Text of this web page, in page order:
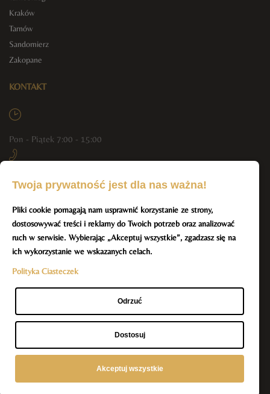
Kraków
Tarnów
Sandomierz
Zakopane
KONTAKT
Pon - Piątek 7:00 - 15:00
+48 790 444 804, +48 512 293 551
info@resmar-spa.pl
BĄDŹ NA BIEŻĄCO Z NAMI
Twoja prywatność jest dla nas ważna!
Pliki cookie pomagają nam usprawnić korzystanie ze strony,
dostosowywać treści i reklamy do Twoich potrzeb oraz analizować
ruch w serwisie. Wybierając „Akceptuj wszystkie”, zgadzasz się na
ich wykorzystanie we wskazanych celach.
Polityka Ciasteczek
Odrzuć
Dostosuj
Akceptuj wszystkie